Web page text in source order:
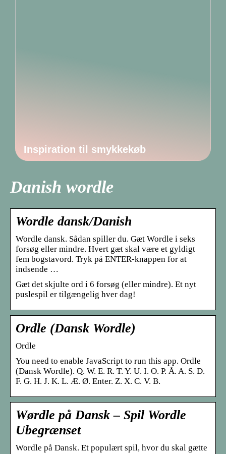
Inspiration til smykkekøb
Danish wordle
Wordle dansk/Danish
Wordle dansk. Sådan spiller du. Gæt Wordle i seks
forsøg eller mindre. Hvert gæt skal være et gyldigt
fem bogstavord. Tryk på ENTER-knappen for at
indsende …
Gæt det skjulte ord i 6 forsøg (eller mindre). Et nyt
puslespil er tilgængelig hver dag!
Ordle (Dansk Wordle)
Ordle
You need to enable JavaScript to run this app. Ordle
(Dansk Wordle). Q. W. E. R. T. Y. U. I. O. P. Å. A. S. D.
F. G. H. J. K. L. Æ. Ø. Enter. Z. X. C. V. B.
Wørdle på Dansk – Spil Wordle
Ubegrænset
Wordle på Dansk. Et populært spil, hvor du skal gætte